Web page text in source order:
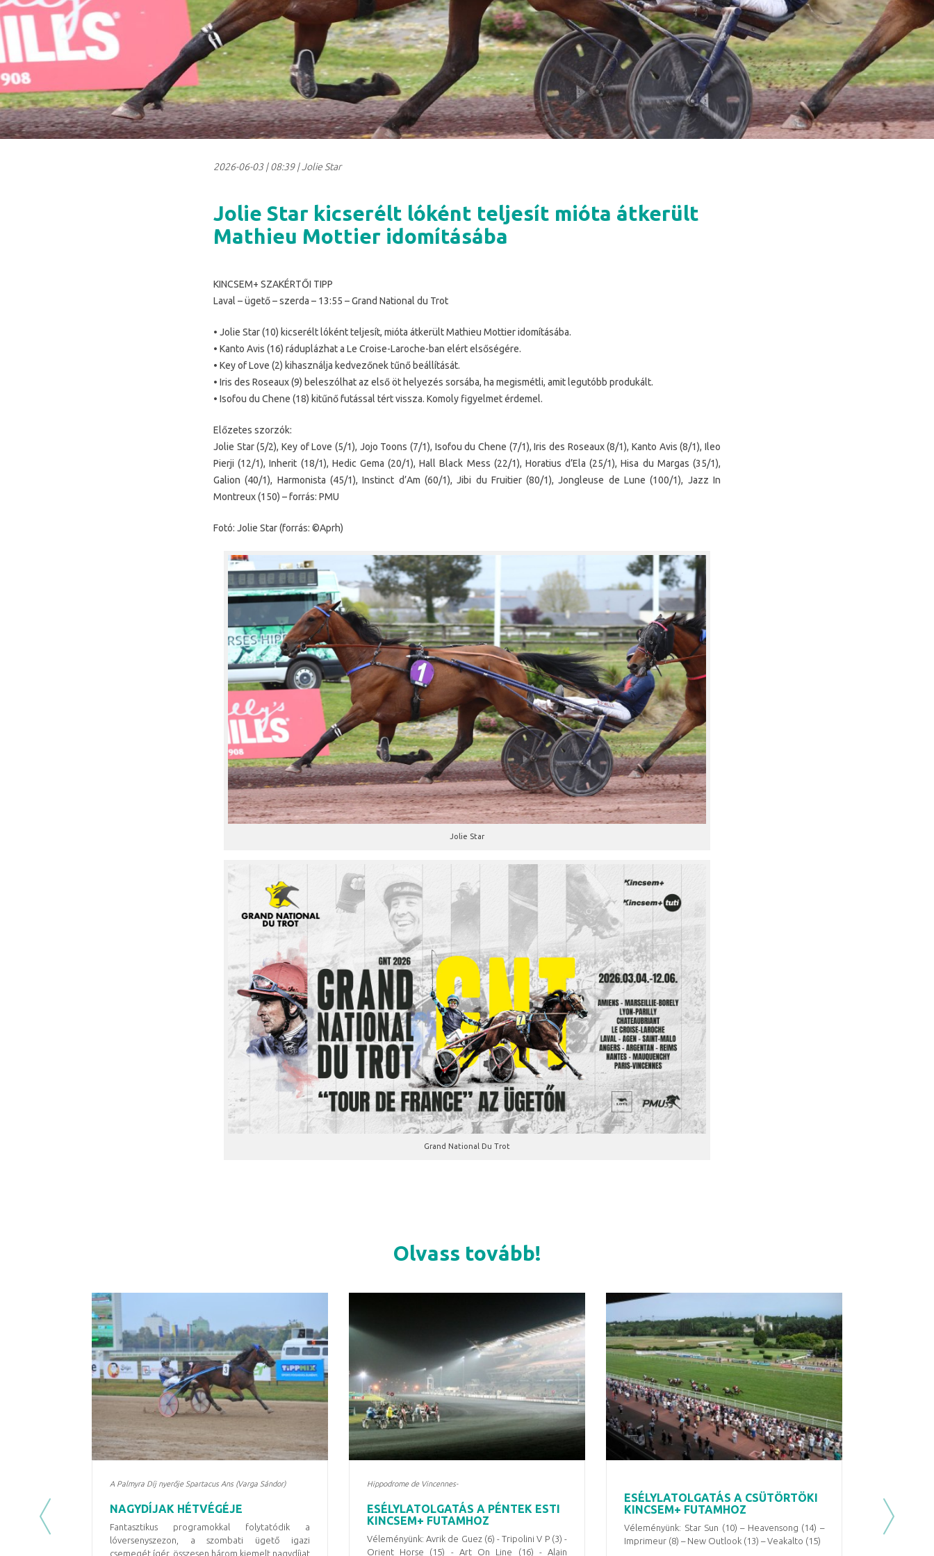
2026-06-03|08:39| Jolie Star
Jolie Star kicserélt lóként teljesít mióta átkerült
Mathieu Mottier idomításába
KINCSEM+ SZAKÉRTŐI TIPP
Laval – ügető – szerda – 13:55 – Grand National du Trot
• Jolie Star (10) kicserélt lóként teljesít, mióta átkerült Mathieu Mottier idomításába.
• Kanto Avis (16) ráduplázhat a Le Croise-Laroche-ban elért elsőségére.
• Key of Love (2) kihasználja kedvezőnek tűnő beállítását.
• Iris des Roseaux (9) beleszólhat az első öt helyezés sorsába, ha megismétli, amit legutóbb produkált.
• Isofou du Chene (18) kitűnő futással tért vissza. Komoly figyelmet érdemel.
Előzetes szorzók:
Jolie Star (5/2), Key of Love (5/1), Jojo Toons (7/1), Isofou du Chene (7/1), Iris des Roseaux (8/1), Kanto Avis (8/1), Ileo
Pierji (12/1), Inherit (18/1), Hedic Gema (20/1), Hall Black Mess (22/1), Horatius d’Ela (25/1), Hisa du Margas (35/1),
Galion (40/1), Harmonista (45/1), Instinct d’Am (60/1), Jibi du Fruitier (80/1), Jongleuse de Lune (100/1), Jazz In
Montreux (150) – forrás: PMU
Fotó: Jolie Star (forrás: ©Aprh)
Jolie Star
Grand National Du Trot
Olvass tovább!
A Palmyra Díj nyerője Spartacus Ans (Varga Sándor)
NAGYDÍJAK HÉTVÉGÉJE
Fantasztikus programokkal folytatódik a
lóversenyszezon, a szombati ügető igazi
csemegét ígér, összesen három kiemelt nagydíjat
Hippodrome de Vincennes-
ESÉLYLATOLGATÁS A PÉNTEK ESTI
KINCSEM+ FUTAMHOZ
Véleményünk: Avrik de Guez (6) - Tripolini V P (3) -
Orient Horse (15) - Art On Line (16) - Alain
ESÉLYLATOLGATÁS A CSÜTÖRTÖKI
KINCSEM+ FUTAMHOZ
Véleményünk: Star Sun (10) – Heavensong (14) –
Imprimeur (8) – New Outlook (13) – Veakalto (15)
Previous Next